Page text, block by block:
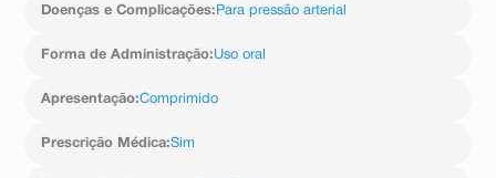
Doenças e Complicações: Para pressão arterial
Forma de Administração:Uso oral
Apresentação:Comprimido
Prescrição Médica:Sim